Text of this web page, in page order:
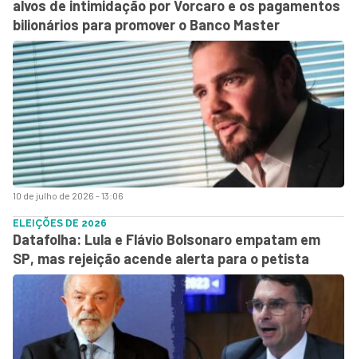
10 de julho de 2026 - 13:06
alvos de intimidação por Vorcaro e os pagamentos
bilionários para promover o Banco Master
ELEIÇÕES DE 2026
Datafolha: Lula e Flávio Bolsonaro empatam em
SP, mas rejeição acende alerta para o petista